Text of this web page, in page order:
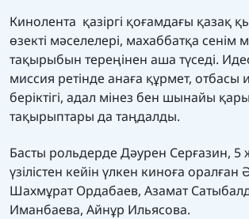
Кинолента қазіргі қоғамдағы қазақ
өзекті мәселелері, махаббатқа сенім
тақырыбын тереңінен аша түседі.
миссия ретінде анаға құрмет, отбасы
беріктігі, адал мінез бен шынайы
тақырыптары да таңдалды.
Басты рольдерде Дәурен Серғазин,
үзілістен кейін үлкен киноға
Шахмұрат Ордабаев, Азамат
Иманбаева, Айнұр Ильясова.